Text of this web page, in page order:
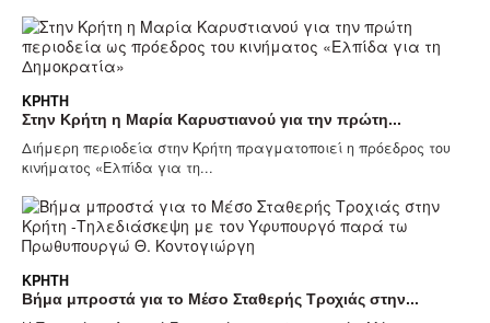
ΚΡΉΤΗ
Στην Κρήτη η Μαρία Καρυστιανού για την πρώτη...
Διήμερη περιοδεία στην Κρήτη πραγματοποιεί η πρόεδρος του
κινήματος «Ελπίδα για τη...
ΚΡΉΤΗ
Βήμα μπροστά για το Μέσο Σταθερής Τροχιάς στην...